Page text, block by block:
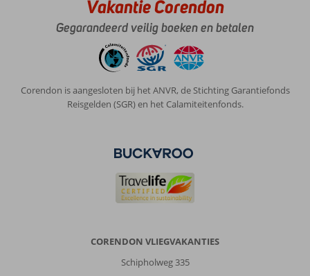
Vakantie Corendon
Gegarandeerd veilig boeken en betalen
Corendon is aangesloten bij het ANVR, de Stichting Garantiefonds
Reisgelden (SGR) en het Calamiteitenfonds.
CORENDON VLIEGVAKANTIES
Schipholweg 335